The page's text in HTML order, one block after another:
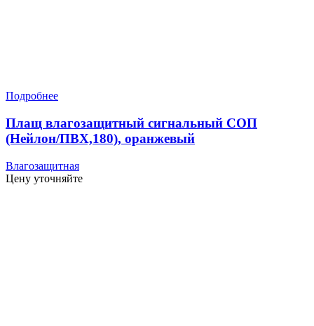
Подробнее
Плащ влагозащитный сигнальный СОП
(Нейлон/ПВХ,180), оранжевый
Влагозащитная
Цену уточняйте